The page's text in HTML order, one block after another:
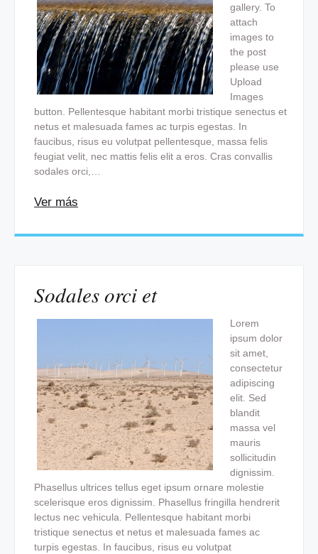
gallery. To
attach
images to
the post
please use
Upload
Images
button. Pellentesque habitant morbi tristique senectus et
netus et malesuada fames ac turpis egestas. In
faucibus, risus eu volutpat pellentesque, massa felis
feugiat velit, nec mattis felis elit a eros. Cras convallis
sodales orci,…
Ver más
Sodales orci et
Lorem
ipsum dolor
sit amet,
consectetur
adipiscing
elit. Sed
blandit
massa vel
mauris
sollicitudin
dignissim.
Phasellus ultrices tellus eget ipsum ornare molestie
scelerisque eros dignissim. Phasellus fringilla hendrerit
lectus nec vehicula. Pellentesque habitant morbi
tristique senectus et netus et malesuada fames ac
turpis egestas. In faucibus, risus eu volutpat